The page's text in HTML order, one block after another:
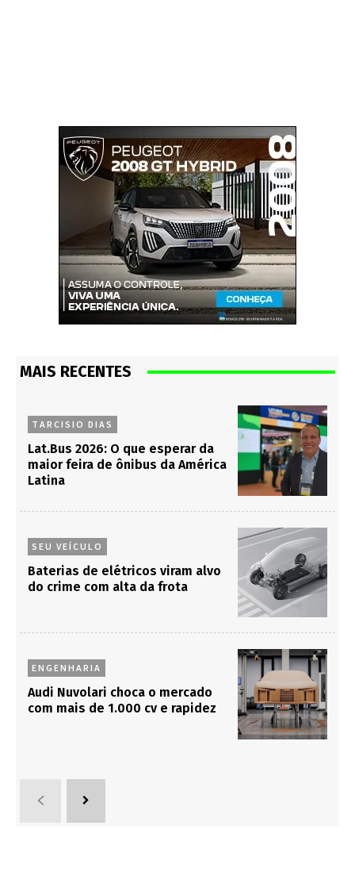
MAIS RECENTES
TARCISIO DIAS
Lat.Bus 2026: O que esperar da
maior feira de ônibus da América
Latina
SEU VEÍCULO
Baterias de elétricos viram alvo
do crime com alta da frota
ENGENHARIA
Audi Nuvolari choca o mercado
com mais de 1.000 cv e rapidez